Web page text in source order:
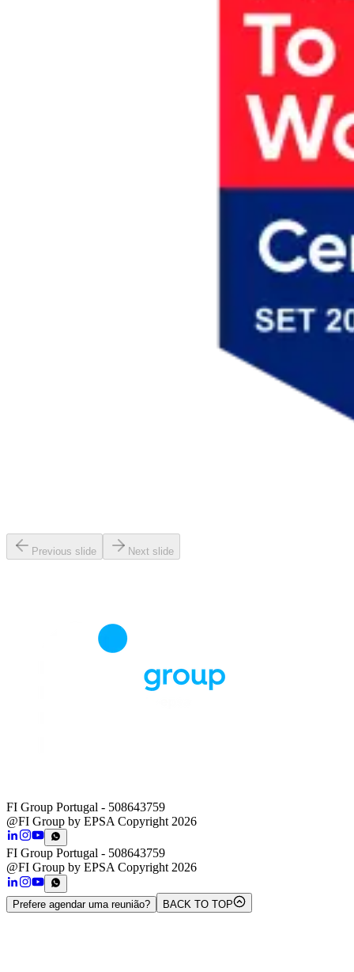
Previous slide Next slide
FI Group Portugal - 508643759
@FI Group by EPSA Copyright 2026
FI Group Portugal - 508643759
@FI Group by EPSA Copyright 2026
Prefere agendar uma reunião? BACK TO TOP